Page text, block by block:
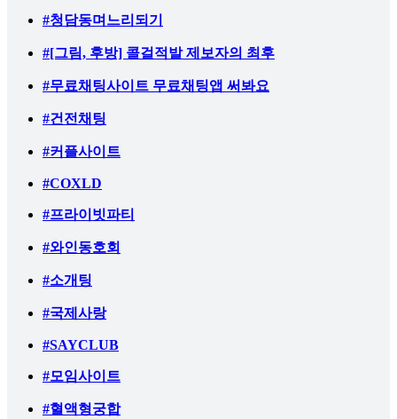
#청담동며느리되기
#[그림, 후방] 콜걸적발 제보자의 최후
#무료채팅사이트 무료채팅앱 써봐요
#건전채팅
#커플사이트
#COXLD
#프라이빗파티
#와인동호회
#소개팅
#국제사랑
#SAYCLUB
#모임사이트
#혈액형궁합